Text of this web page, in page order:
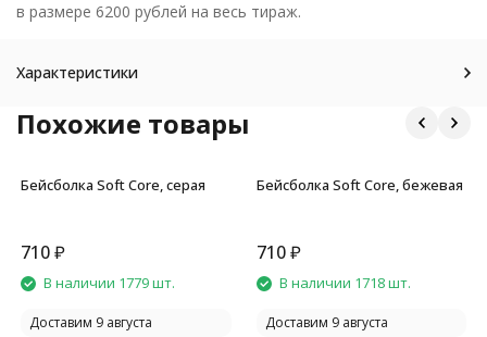
в размере 6200 рублей на весь тираж.
Характеристики
Похожие товары
Бейсболка Soft Core, серая
710₽
В наличии 1779 шт.
Доставим 9 августа
Бейсболка Soft Core, бежевая
710 ₽
В наличии 1718 шт.
Доставим 9 августа